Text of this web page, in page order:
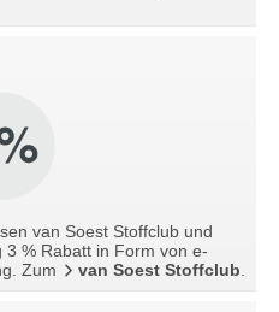
van Soest Stoffclub und
% Rabatt in Form von e-
Zum
van Soest Stoffclub